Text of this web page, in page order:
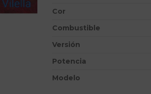
Cor
Combustible
Versión
Potencia
Modelo